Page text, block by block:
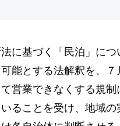
に基づく「民泊」につ
能とする法解釈を、
営業できなくする規制
ることを受け、地域の